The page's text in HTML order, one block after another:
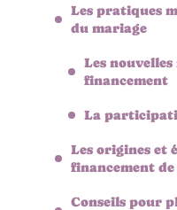
Les pratiques
du mariage
Les nouvelles
financement
La
Les origines et
financement
Conseils pour